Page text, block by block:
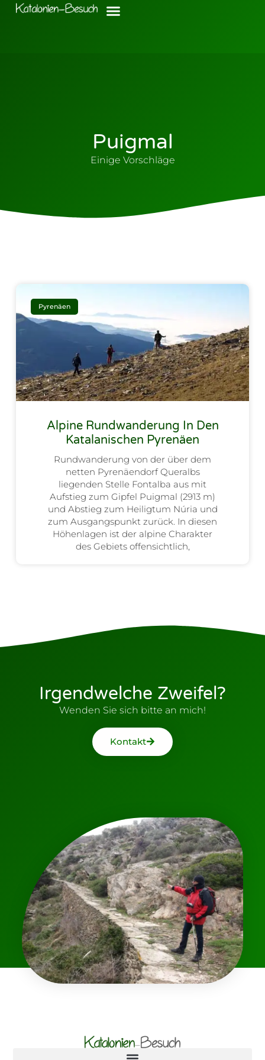
Puigmal
Einige Vorschläge
Pyrenäen
Alpine Rundwanderung In Den
Katalanischen Pyrenäen
Rundwanderung von der über dem
netten Pyrenäendorf Queralbs
liegenden Stelle Fontalba aus mit
Aufstieg zum Gipfel Puigmal (2913 m)
und Abstieg zum Heiligtum Núria und
zum Ausgangspunkt zurück. In diesen
Höhenlagen ist der alpine Charakter
des Gebiets offensichtlich,
Irgendwelche Zweifel?
Wenden Sie sich bitte an mich!
Kontakt